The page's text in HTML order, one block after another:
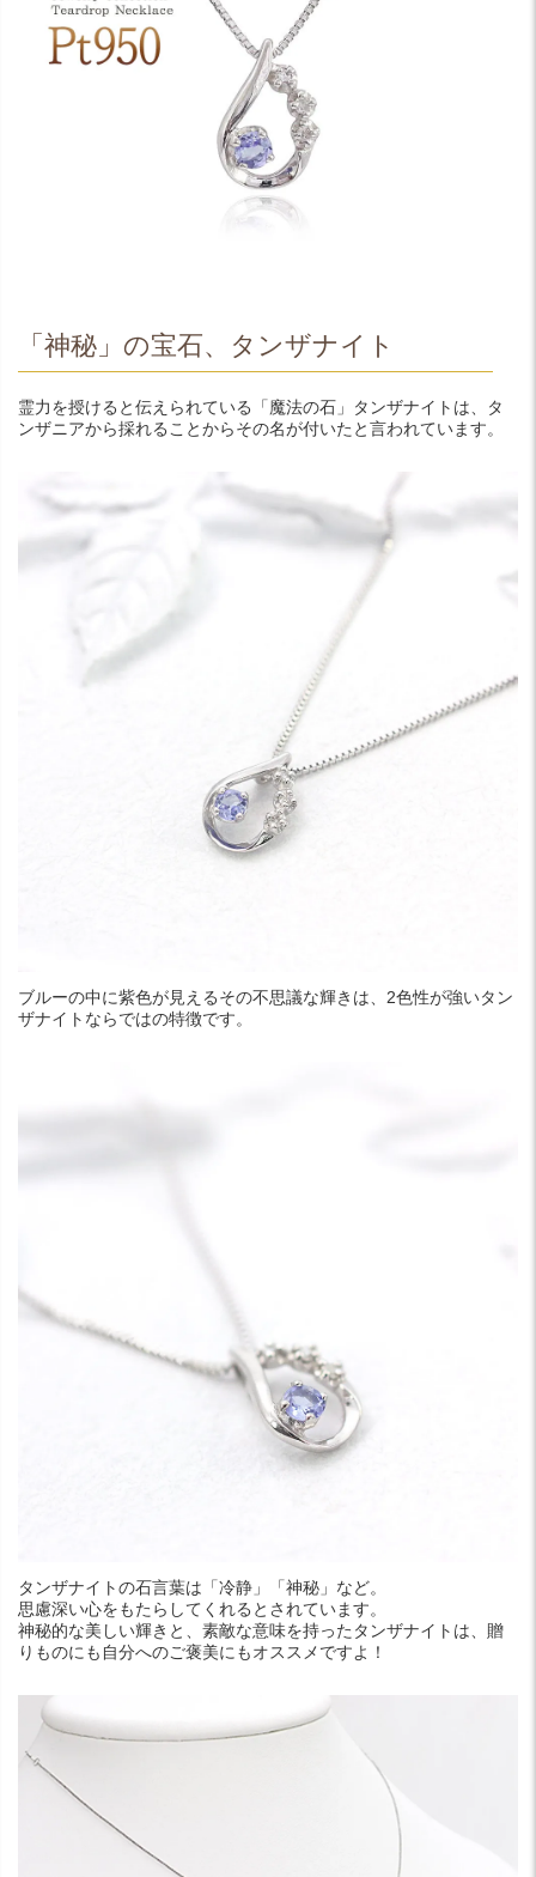
「神秘」の宝石、タンザナイト
霊力を授けると伝えられている「魔法の石」タンザナイトは、タ
ンザニアから採れることからその名が付いたと言われています。
ブルーの中に紫色が見えるその不思議な輝きは、2色性が強いタン
ザナイトならではの特徴です。
タンザナイトの石言葉は「冷静」「神秘」など。
思慮深い心をもたらしてくれるとされています。
神秘的な美しい輝きと、素敵な意味を持ったタンザナイトは、贈
りものにも自分へのご褒美にもオススメですよ！